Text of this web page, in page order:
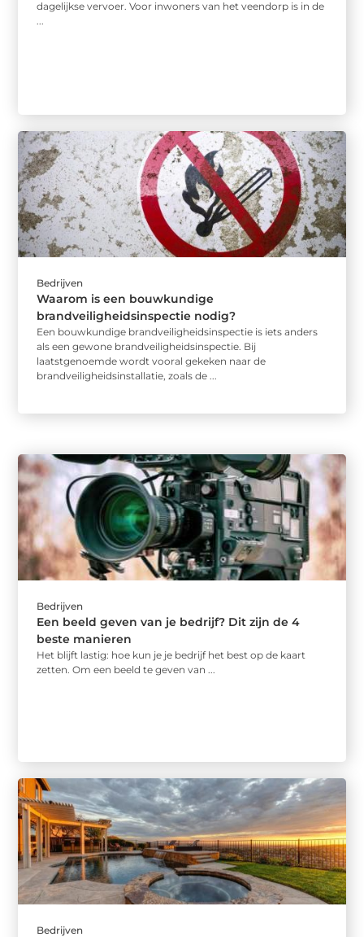
dagelijkse vervoer. Voor inwoners van het veendorp is in de
Bedrijven
Waarom is een bouwkundige
brandveiligheidsinspectie nodig?
Een bouwkundige brandveiligheidsinspectie is iets anders
als een gewone brandveiligheidsinspectie. Bij
laatstgenoemde wordt vooral gekeken naar de
brandveiligheidsinstallatie, zoals de ...
Bedrijven
Een beeld geven van je bedrijf? Dit zijn de 4
beste manieren
Het blijft lastig: hoe kun je je bedrijf het best op de kaart
zetten. Om een beeld te geven van ...
Bedrijven